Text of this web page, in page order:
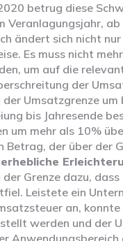
betrug diese
Veranlagungsjahr,
ändert sich nicht
Es muss nicht
um auf die
der
Umsatzgrenze
bis Jahresende
um mehr als 10%
Betrag, der über der
erhebliche
Grenze dazu,
Leistete ein
an,
werden und der